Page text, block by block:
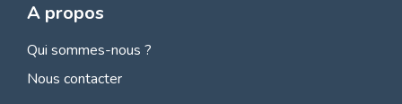
A propos
Qui sommes-nous ?
Nous contacter